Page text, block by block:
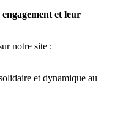
et leur
notre site :
et dynamique au